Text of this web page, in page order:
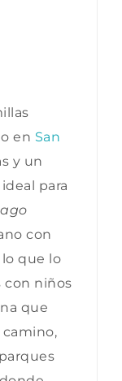
en San
y un
para
con
que lo
con niños
que
camino,